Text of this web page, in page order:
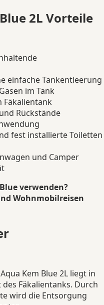
2L Vorteile
einfache Tankentleerung
im Tank
Fäkalientank
Rückstände
fest installierte Toiletten
und Camper
verwenden?
Wohnmobilreisen
Kem Blue 2L liegt in
Fäkalientanks. Durch
wird die Entsorgung